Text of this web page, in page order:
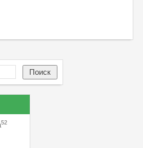
Поиск
52